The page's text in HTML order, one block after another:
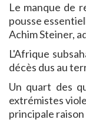
Le manque de
pousse
Achim Steiner,
L'Afrique
décès dus au
Un quart des
extrémistes
principale